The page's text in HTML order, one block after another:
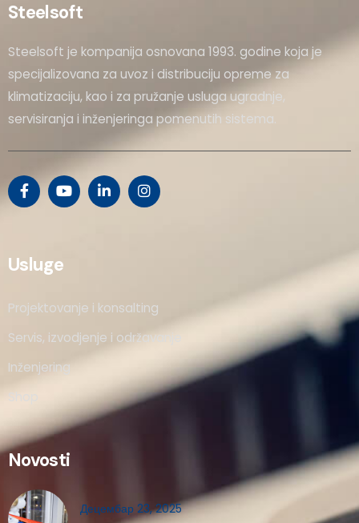
Steelsoft
Steelsoft je kompanija osnovana 1993. godine koja je
specijalizovana za uvoz i distribuciju opreme za
klimatizaciju, kao i za pružanje usluga ugradnje,
servisiranja i inženjeringa pomenutih sistema.
Usluge
Projektovanje i konsalting
Servis, izvodjenje i održavanje
Inženjering
Shop
Novosti
Децембар 23, 2025